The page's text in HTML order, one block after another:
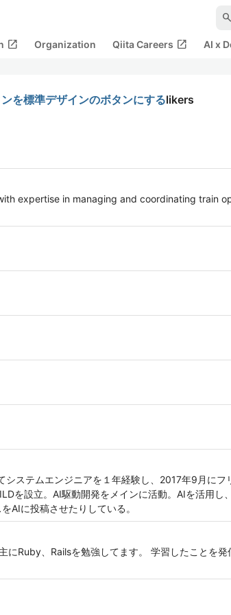
search
open_in_new Organization Qiita Careers open_in_new AI x
を標準デザインのボタンにするlikers
expertise in managing and coordinating train
ステムエンジニアを１年経験し、2017年9月にフ
を設立。AI駆動開発をメインに活動。AIを活用し
AIに投稿させたりしている。
にRuby、Railsを勉強してます。 学習したことを